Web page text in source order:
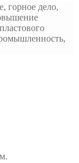
горное дело,